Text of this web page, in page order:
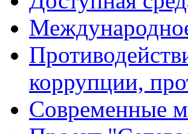
коррупции,
Современные